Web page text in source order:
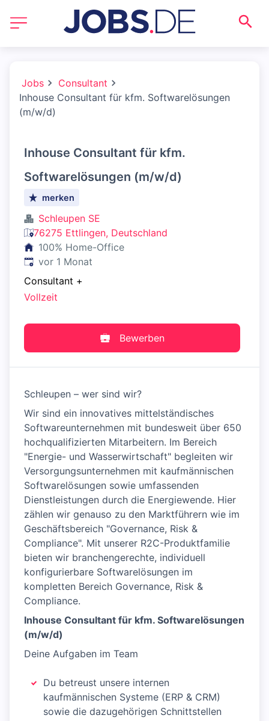
Jobs
Consultant
Inhouse Consultant für kfm. Softwarelösungen
(m/w/d)
Inhouse Consultant für kfm.
Softwarelösungen (m/w/d)
merken
Schleupen SE
76275 Ettlingen, Deutschland
100% Home-Office
Veröffentlicht:
vor 1 Monat
Consultant +
Vollzeit
Bewerben
Schleupen – wer sind wir?
Wir sind ein innovatives mittelständisches
Softwareunternehmen mit bundesweit über 650
hochqualifizierten Mitarbeitern. Im Bereich
"Energie- und Wasserwirtschaft" begleiten wir
Versorgungsunternehmen mit kaufmännischen
Softwarelösungen sowie umfassenden
Dienstleistungen durch die Energiewende. Hier
zählen wir genauso zu den Marktführern wie im
Geschäftsbereich "Governance, Risk &
Compliance". Mit unserer R2C-Produktfamilie
bieten wir branchengerechte, individuell
konfigurierbare Softwarelösungen im
kompletten Bereich Governance, Risk &
Compliance.
Inhouse Consultant für kfm. Softwarelösungen
(m/w/d)
Deine Aufgaben im Team
Du betreust unsere internen
kaufmännischen Systeme (ERP & CRM)
sowie die dazugehörigen Schnittstellen